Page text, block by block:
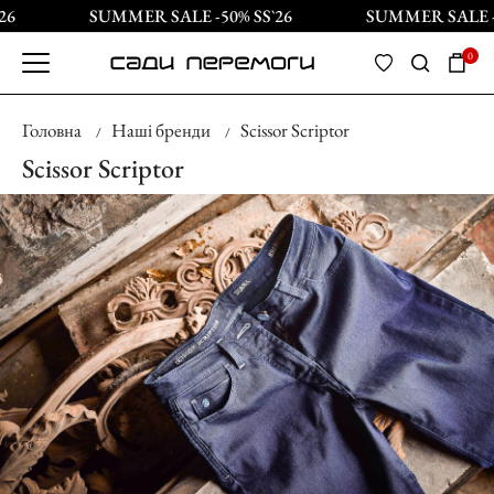
SUMMER SALE -50% SS`26 SUMMER SALE -
0
Головна Наші бренди Scissor Scriptor
Scissor Scriptor